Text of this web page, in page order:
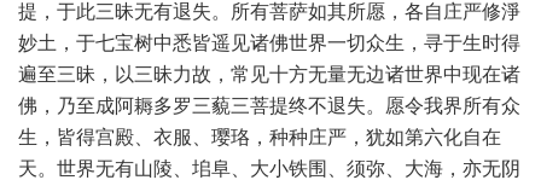
提，于此三昧无有退失。所有菩萨如其所愿，各自庄严修淨
妙土，于七宝树中悉皆遥见诸佛世界一切众生，寻于生时得
遍至三昧，以三昧力故，常见十方无量无边诸世界中现在诸
佛，乃至成阿耨多罗三藐三菩提终不退失。愿令我界所有众
生，皆得宫殿、衣服、璎珞，种种庄严，犹如第六化自在
天。世界无有山陵、垖阜、大小铁围、须弥、大海，亦无阴